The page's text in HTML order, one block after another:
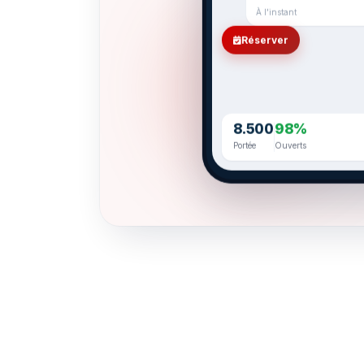
À l'instant
Réserver
8.500
Portée
98%
Ouverts